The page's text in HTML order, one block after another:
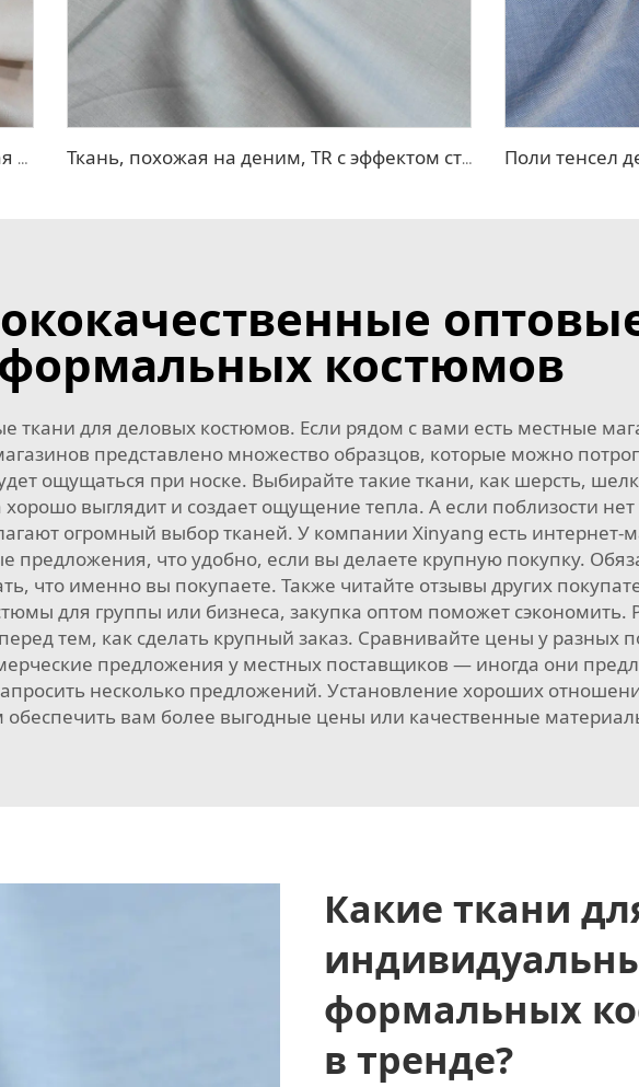
ткань для платья 100% лиоцелл, похожая на лен Ткань, похожая на деним, TR с эффектом стрейч
формальных костюмов
ткани для деловых костюмов. Если рядом с вами есть местные
представлено множество образцов, которые можно
ощущаться при носке. Выбирайте такие ткани, как шерсть,
выглядит и создает ощущение тепла. А если поблизости
огромный выбор тканей. У компании Xinyang есть
предложения, что удобно, если вы делаете крупную покупку.
что именно вы покупаете. Также читайте отзывы других
для группы или бизнеса, закупка оптом поможет сэкономить.
тем, как сделать крупный заказ. Сравнивайте цены у
предложения у местных поставщиков — иногда они
несколько предложений. Установление хороших
обеспечить вам более выгодные цены или качественные
Какие ткани
формальных
в тренде?